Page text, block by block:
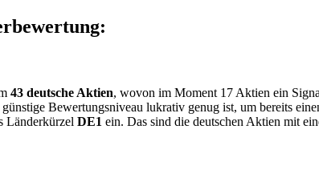
43 deutsche Aktien, wovon im Moment 17 Aktien ein
Bewertungsniveau lukrativ genug ist, um bereits
Länderkürzel DE1 ein. Das sind die deutschen Aktien mit